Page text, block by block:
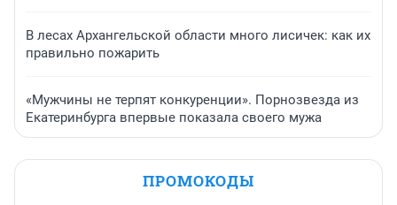
В лесах Архангельской области много лисичек: как их
правильно пожарить
«Мужчины не терпят конкуренции». Порнозвезда из
Екатеринбурга впервые показала своего мужа
ПРОМОКОДЫ